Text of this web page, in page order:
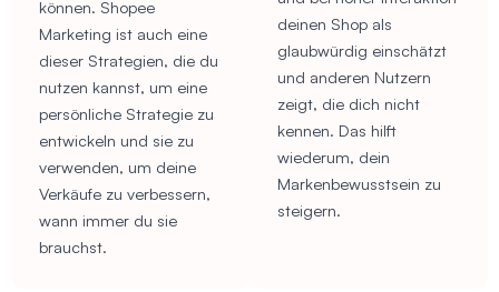
können. Shopee
Marketing ist auch eine
dieser Strategien, die du
nutzen kannst, um eine
persönliche Strategie zu
entwickeln und sie zu
verwenden, um deine
Verkäufe zu verbessern,
wann immer du sie
brauchst.
deinen Shop als
glaubwürdig einschätzt
und anderen Nutzern
zeigt, die dich nicht
kennen. Das hilft
wiederum, dein
Markenbewusstsein zu
steigern.